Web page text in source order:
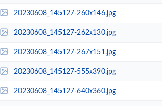
20230608_145127-260x146.jpg
20230608_145127-262x130.jpg
20230608_145127-267x151.jpg
20230608_145127-555x390.jpg
20230608_145127-640x360.jpg